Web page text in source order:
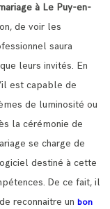
à Le Puy-en-
de voir les
saura
leurs invités. En
est capable de
de luminosité ou
la cérémonie de
se charge de
destiné à cette
De ce fait, il
reconnaitre un bon